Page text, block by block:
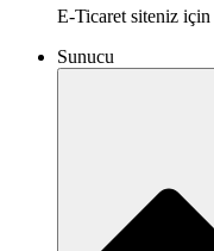
E-Ticaret siteniz
Sunucu